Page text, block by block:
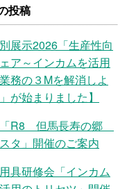
投稿
別展示2026「生産性向
ア～インカムを活用
務の３Mを解消しよ
が始まりました】
但馬長寿の郷
タ」開催のご案内
具研修会「インカム